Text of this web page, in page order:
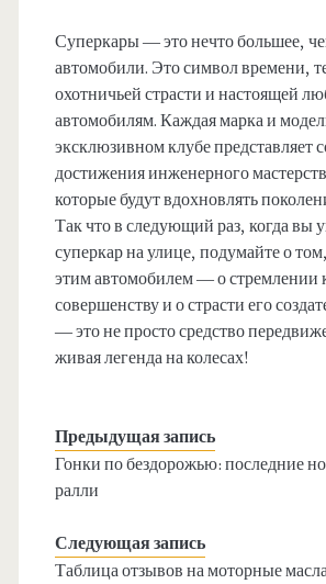
Суперкары — это нечто большее,
автомобили. Это символ времени,
охотничьей страсти и настоящей
автомобилям. Каждая марка и
эксклюзивном клубе представляет
достижения инженерного
которые будут вдохновлять
Так что в следующий раз, когда вы
суперкар на улице, подумайте о
этим автомобилем — о стремлении
совершенству и о страсти его
— это не просто средство
живая легенда на колесах!
Предыдущая запись
Гонки по бездорожью: последние
ралли
Следующая запись
Таблица отзывов на моторные